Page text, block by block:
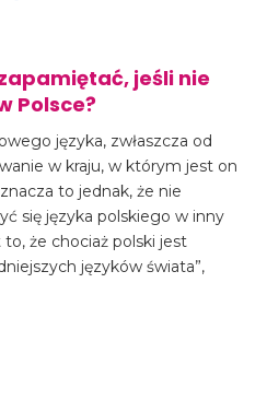
jeśli nie
Polsce?
języka, zwłaszcza od
w kraju, w którym jest on
to jednak, że nie
się języka polskiego w inny
że chociaż polski jest
języków świata”,